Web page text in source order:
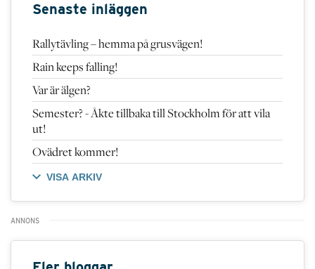
Senaste inläggen
Rallytävling – hemma på grusvägen!
Rain keeps falling!
Var är älgen?
Semester? - Åkte tillbaka till Stockholm för att vila
ut!
Ovädret kommer!
VISA ARKIV